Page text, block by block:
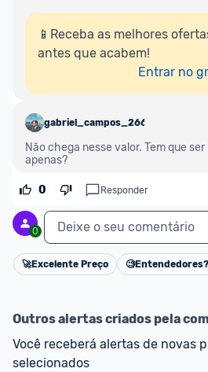
📱Receba as melhores
antes que acabem!
Entrar no
gabriel_campos_266646
Não chega nesse valor. Tem que
apenas?
0 Responder
0 Deixe o seu comentário
🚀Excelente Preço 🧐Entendedores?
Outros alertas criados pela
Você receberá alertas de novas
selecionados